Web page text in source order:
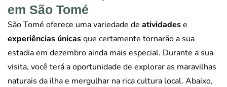
em São Tomé
São Tomé oferece uma variedade de atividadese
experiências únicasque certamente tornarão a sua
estadia em dezembro ainda mais especial. Durante a sua
visita, você terá a oportunidade de explorar as maravilhas
naturais da ilha e mergulhar na rica cultura local. Abaixo,